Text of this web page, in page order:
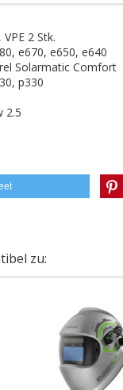
2 Stk.
e670, e650, e640
Solarmatic Comfort
p330
2.5
zu: